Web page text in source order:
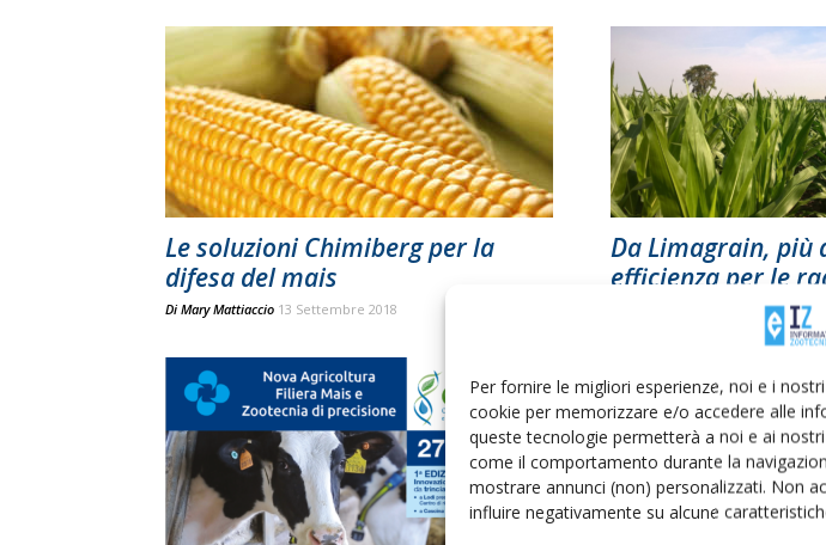
Per fornire le migliori esperienze, noi e i
cookie per memorizzare e/o accedere alle
queste tecnologie permetterà a noi e ai
come il comportamento durante la
mostrare annunci (non) personalizzati. Non
influire negativamente su alcune
Le soluzioni Chimiberg per la
difesa del mais
Di Mary Mattiaccio 13 Settembre 2018
Da Limagrain, più
efficienza per le
13 Settembre